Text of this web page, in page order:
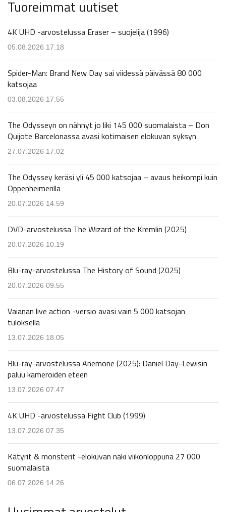
Tuoreimmat uutiset
4K UHD -arvostelussa Eraser – suojelija (1996)
05.08.2026 17.18
Spider-Man: Brand New Day sai viidessä päivässä 80 000
katsojaa
03.08.2026 17.55
The Odysseyn on nähnyt jo liki 145 000 suomalaista – Don
Quijote Barcelonassa avasi kotimaisen elokuvan syksyn
27.07.2026 17.02
The Odyssey keräsi yli 45 000 katsojaa – avaus heikompi kuin
Oppenheimerilla
20.07.2026 14.59
DVD-arvostelussa The Wizard of the Kremlin (2025)
20.07.2026 10.19
Blu-ray-arvostelussa The History of Sound (2025)
20.07.2026 09.55
Vaianan live action -versio avasi vain 5 000 katsojan
tuloksella
13.07.2026 18.05
Blu-ray-arvostelussa Anemone (2025): Daniel Day-Lewisin
paluu kameroiden eteen
13.07.2026 07.47
4K UHD -arvostelussa Fight Club (1999)
13.07.2026 07.35
Kätyrit & monsterit -elokuvan näki viikonloppuna 27 000
suomalaista
06.07.2026 14.26